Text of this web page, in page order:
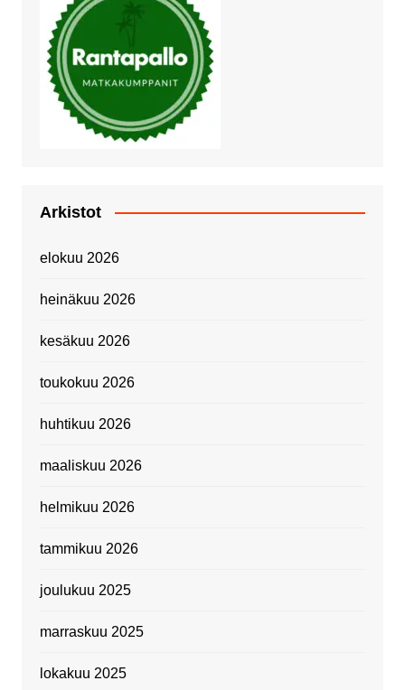
Arkistot
elokuu 2026
heinäkuu 2026
kesäkuu 2026
toukokuu 2026
huhtikuu 2026
maaliskuu 2026
helmikuu 2026
tammikuu 2026
joulukuu 2025
marraskuu 2025
lokakuu 2025